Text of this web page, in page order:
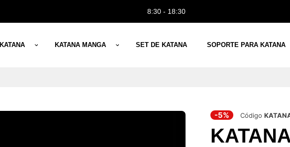
8:30 - 18:30
KATANA KATANA MANGA SET DE KATANA SOPORTE PARA KATANA
-5% Código